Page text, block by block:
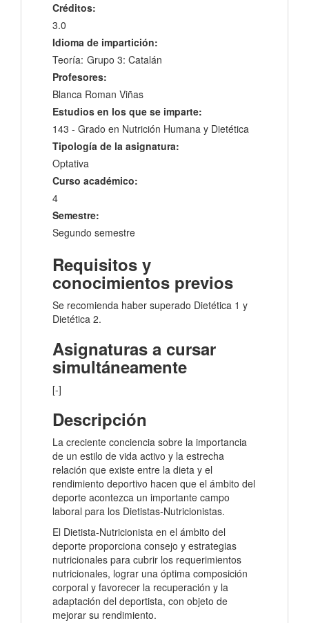
Créditos:
3.0
Idioma de impartición:
Teoría: Grupo 3: Catalán
Profesores:
Blanca Roman Viñas
Estudios en los que se imparte:
143 - Grado en Nutrición Humana y Dietética
Tipología de la asignatura:
Optativa
Curso académico:
4
Semestre:
Segundo semestre
Requisitos y
conocimientos previos
Se recomienda haber superado Dietética 1 y
Dietética 2.
Asignaturas a cursar
simultáneamente
[-]
Descripción
La creciente conciencia sobre la importancia
de un estilo de vida activo y la estrecha
relación que existe entre la dieta y el
rendimiento deportivo hacen que el ámbito del
deporte acontezca un importante campo
laboral para los Dietistas-Nutricionistas.
El Dietista-Nutricionista en el ámbito del
deporte proporciona consejo y estrategias
nutricionales para cubrir los requerimientos
nutricionales, lograr una óptima composición
corporal y favorecer la recuperación y la
adaptación del deportista, con objeto de
mejorar su rendimiento.